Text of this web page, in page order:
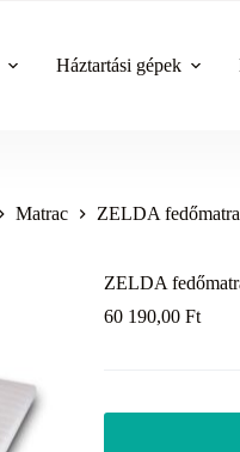
Háztartási gépek
Matrac ZELDA
ZELDA
60 190,00Ft